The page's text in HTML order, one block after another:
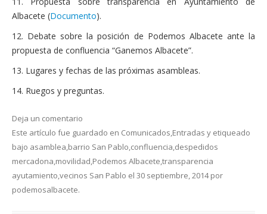
Albacete (Documento).
12. Debate sobre la posición de Podemos Albacete ante la
propuesta de confluencia “Ganemos Albacete”.
13. Lugares y fechas de las próximas asambleas.
14. Ruegos y preguntas.
Deja un comentario
Este artículo fue guardado en Comunicados,Entradas y etiqueado
bajo asamblea,barrio San Pablo,confluencia,despedidos
mercadona,movilidad,Podemos Albacete,transparencia
ayutamiento,vecinos San Pablo el 30 septiembre, 2014por
podemosalbacete.